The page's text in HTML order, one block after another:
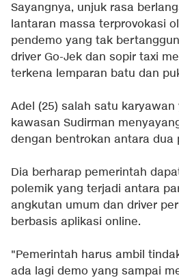
Sayangnya, unjuk rasa
lantaran massa terprovokasi
pendemo yang tak
driver Go-Jek dan sopir taxi
terkena lemparan batu dan
Adel (25) salah satu
kawasan Sudirman
dengan bentrokan antara dua
Dia berharap pemerintah
polemik yang terjadi antara
angkutan umum dan driver
berbasis aplikasi online.
"Pemerintah harus ambil
ada lagi demo yang sampai